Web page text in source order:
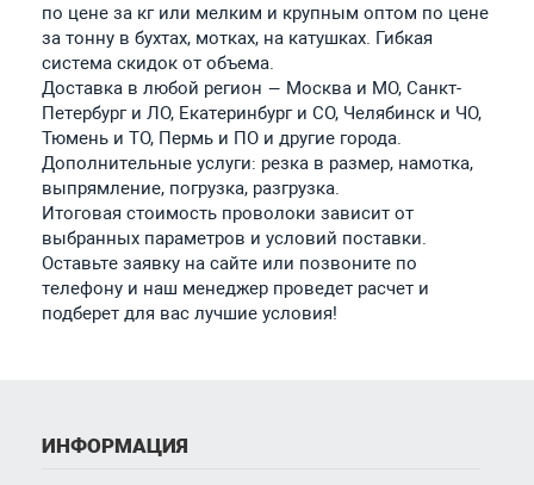
по цене за кг или мелким и крупным оптом по цене
за тонну в бухтах, мотках, на катушках. Гибкая
система скидок от объема.
Доставка в любой регион — Москва и МО, Санкт-
Петербург и ЛО, Екатеринбург и СО, Челябинск и ЧО,
Тюмень и ТО, Пермь и ПО и другие города.
Дополнительные услуги: резка в размер, намотка,
выпрямление, погрузка, разгрузка.
Итоговая стоимость проволоки зависит от
выбранных параметров и условий поставки.
Оставьте заявку на сайте или позвоните по
телефону и наш менеджер проведет расчет и
подберет для вас лучшие условия!
ИНФОРМАЦИЯ